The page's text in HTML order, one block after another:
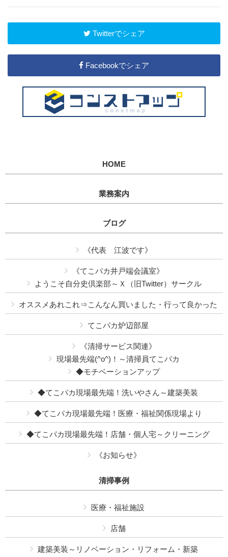
Twitterでシェア
Facebookでシェア
HOME
業務案内
ブログ
《代表 江波です》
《てこパカ井戸端会議室》
ようこそ自分史倶楽部～Ｘ（旧Twitter）サークル
オススメあれこれ⇒こんなん買いました・行って良かった
てこパカ炉辺部屋
《清掃サービス関連》
現場最先端(^o^)！～清掃員てこパカ
◆モチベーションアップ
◆てこパカ現場最先端！洗いやさん～建築美装
◆てこパカ現場最先端！医療・福祉関係現場より
◆てこパカ現場最先端！店舗・個人宅～クリーニング
《お知らせ》
清掃事例
医療・福祉施設
店舗
建築美装～リノベーション・リフォーム・新築